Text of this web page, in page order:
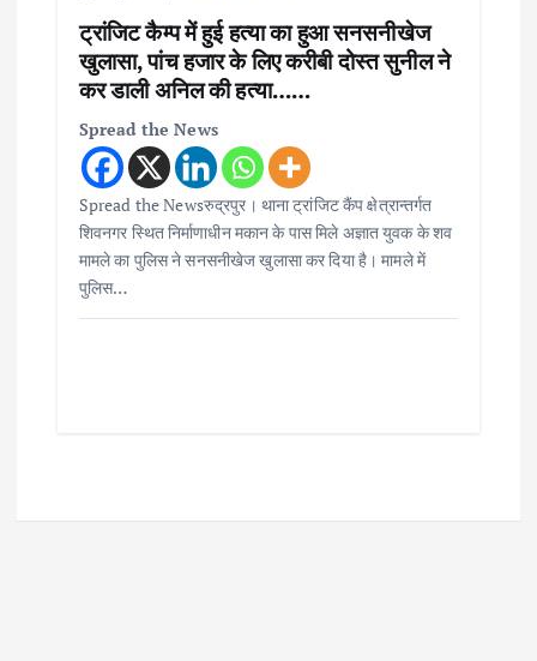
ट्रांजिट कैम्प में हुई हत्या का हुआ सनसनीखेज
खुलासा, पांच हजार के लिए करीबी दोस्त सुनील ने
कर डाली अनिल की हत्या……
Spread the News
Spread the Newsरुद्रपुर। थाना ट्रांजिट कैंप क्षेत्रान्तर्गत
शिवनगर स्थित निर्माणाधीन मकान के पास मिले अज्ञात युवक के शव
मामले का पुलिस ने सनसनीखेज खुलासा कर दिया है। मामले में
पुलिस…